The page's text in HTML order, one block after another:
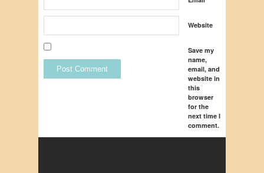
Website
Save my
name,
email, and
website in
this
browser
for the
next time I
comment.